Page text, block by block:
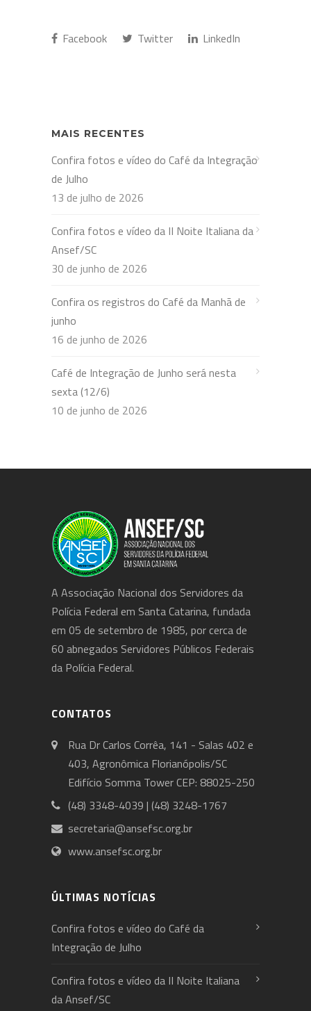
Facebook Twitter LinkedIn
MAIS RECENTES
Confira fotos e vídeo do Café da Integração
de Julho
13 de julho de 2026
Confira fotos e vídeo da II Noite Italiana da
Ansef/SC
30 de junho de 2026
Confira os registros do Café da Manhã de
junho
16 de junho de 2026
Café de Integração de Junho será nesta
sexta (12/6)
10 de junho de 2026
A Associação Nacional dos Servidores da
Polícia Federal em Santa Catarina, fundada
em 05 de setembro de 1985, por cerca de
60 abnegados Servidores Públicos Federais
da Polícia Federal.
CONTATOS
Rua Dr Carlos Corrêa, 141 - Salas 402 e
403, Agronômica Florianópolis/SC
Edifício Somma Tower CEP: 88025-250
(48) 3348-4039 | (48) 3248-1767
secretaria@ansefsc.org.br
www.ansefsc.org.br
ÚLTIMAS NOTÍCIAS
Confira fotos e vídeo do Café da
Integração de Julho
Confira fotos e vídeo da II Noite Italiana
da Ansef/SC